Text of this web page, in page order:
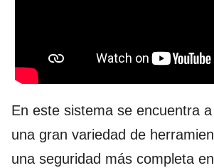
En este sistema se encuentra
una gran variedad de
una seguridad más completa